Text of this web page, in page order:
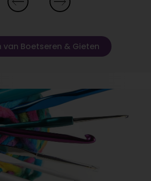
van Boetseren & Gieten